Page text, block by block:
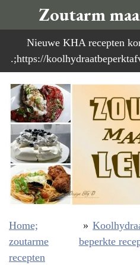
direct
naar
de
Zoutarm
Nieuwe KHA recepten
.;https://
Home;
zoutarme
recepten
»
beperkte